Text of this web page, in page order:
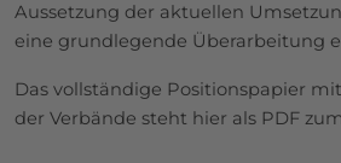
Aussetzung der aktuellen
eine grundlegende Überarbeitung
Das vollständige Positionspapier
der Verbände steht hier als PDF